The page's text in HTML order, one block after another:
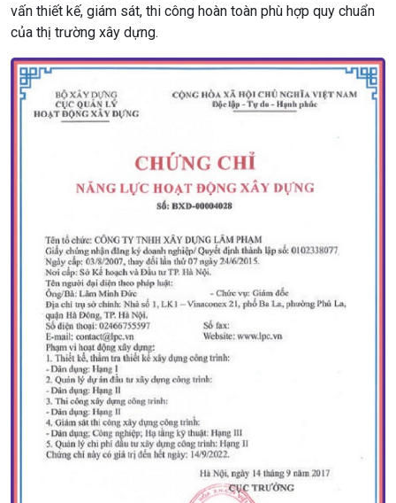
vấn thiết kế, giám sát, thi công hoàn toàn phù hợp quy chuẩn
của thị trường xây dựng.